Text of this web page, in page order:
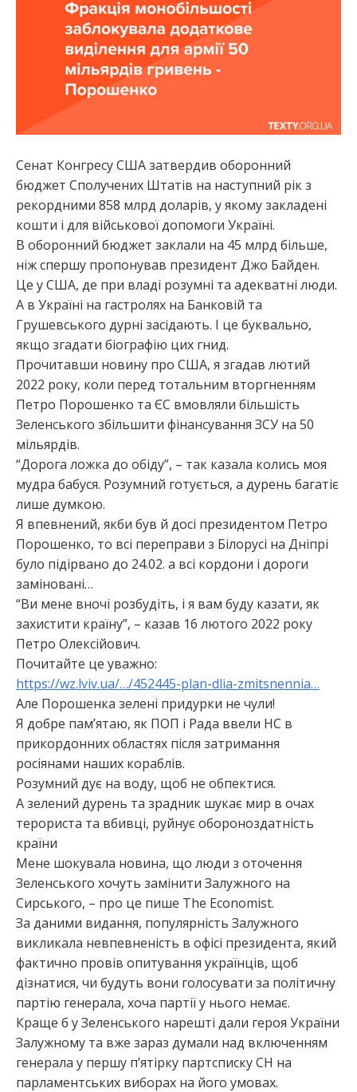
Сенат Конгресу США затвердив оборонний
бюджет Сполучених Штатів на наступний рік з
рекордними 858 млрд доларів, у якому закладені
кошти і для військової допомоги Україні.
В оборонний бюджет заклали на 45 млрд більше,
ніж спершу пропонував президент Джо Байден.
Це у США, де при владі розумні та адекватні люди.
А в Україні на гастролях на Банковій та
Грушевського дурні засідають. І це буквально,
якщо згадати біографію цих гнид.
Прочитавши новину про США, я згадав лютий
2022 року, коли перед тотальним вторгненням
Петро Порошенко та ЄС вмовляли більшість
Зеленського збільшити фінансування ЗСУ на 50
мільярдів.
“Дорога ложка до обіду”, – так казала колись моя
мудра бабуся. Розумний готується, а дурень багатіє
лише думкою.
Я впевнений, якби був й досі президентом Петро
Порошенко, то всі переправи з Білорусі на Дніпрі
було підірвано до 24.02. а всі кордони і дороги
заміновані…
“Ви мене вночі розбудіть, і я вам буду казати, як
захистити країну”, – казав 16 лютого 2022 року
Петро Олексійович.
Почитайте це уважно:
https://wz.lviv.ua/…/452445-plan-dlia-zmitsnennia…
Але Порошенка зелені придурки не чули!
Я добре пам’ятаю, як ПОП і Рада ввели НС в
прикордонних областях після затримання
росіянами наших кораблів.
Розумний дує на воду, щоб не обпектися.
А зелений дурень та зрадник шукає мир в очах
терориста та вбивці, руйнує обороноздатність
країни
Мене шокувала новина, що люди з оточення
Зеленського хочуть замінити Залужного на
Сирського, – про це пише The Economist.
За даними видання, популярність Залужного
викликала невпевненість в офісі президента, який
фактично провів опитування українців, щоб
дізнатися, чи будуть вони голосувати за політичну
партію генерала, хоча партії у нього немає.
Краще б у Зеленського нарешті дали героя України
Залужному та вже зараз думали над включенням
генерала у першу п’ятірку партсписку СН на
парламентських виборах на його умовах.